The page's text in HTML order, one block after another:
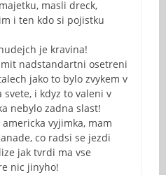
masli dreck,
i ten kdo si pojistku
je kravina!
nadstandartni osetreni
jako to bylo zvykem v
i kdyz to valeni v
nebylo zadna slast!
vyjimka, mam
co radsi se jezdi
jak tvrdi ma vse
nic jinyho!